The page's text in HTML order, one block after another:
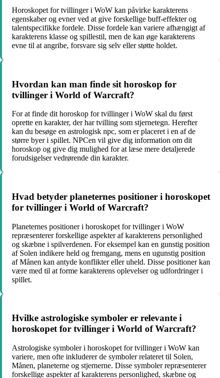
Horoskopet for tvillinger i WoW kan påvirke karakterens
egenskaber og evner ved at give forskellige buff-effekter og
talentspecifikke fordele. Disse fordele kan variere afhængigt af
karakterens klasse og spillestil, men de kan øge karakterens
evne til at angribe, forsvare sig selv eller støtte holdet.
Hvordan kan man finde sit horoskop for
tvillinger i World of Warcraft?
For at finde dit horoskop for tvillinger i WoW skal du først
oprette en karakter, der har tvilling som stjernetegn. Herefter
kan du besøge en astrologisk npc, som er placeret i en af de
større byer i spillet. NPCen vil give dig information om dit
horoskop og give dig mulighed for at læse mere detaljerede
forudsigelser vedrørende din karakter.
Hvad betyder planeternes positioner i horoskopet
for tvillinger i World of Warcraft?
Planeternes positioner i horoskopet for tvillinger i WoW
repræsenterer forskellige aspekter af karakterens personlighed
og skæbne i spilverdenen. For eksempel kan en gunstig position
af Solen indikere held og fremgang, mens en ugunstig position
af Månen kan antyde konflikter eller uheld. Disse positioner kan
være med til at forme karakterens oplevelser og udfordringer i
spillet.
Hvilke astrologiske symboler er relevante i
horoskopet for tvillinger i World of Warcraft?
Astrologiske symboler i horoskopet for tvillinger i WoW kan
variere, men ofte inkluderer de symboler relateret til Solen,
Månen, planeterne og stjernerne. Disse symboler repræsenterer
forskellige aspekter af karakterens personlighed, skæbne og